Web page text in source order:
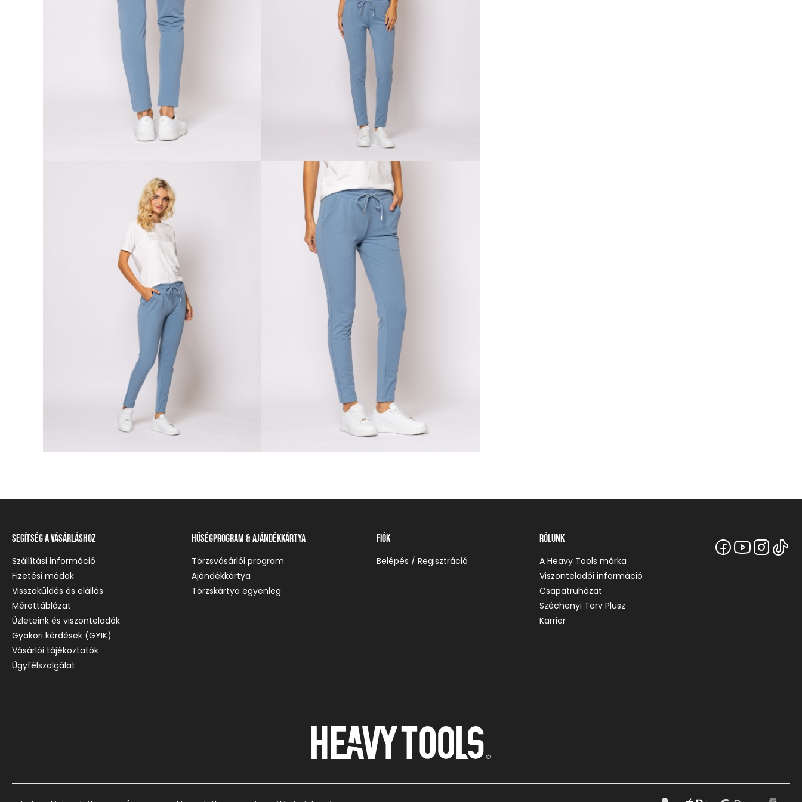
Segítség a vásárláshoz
Szállítási információ
Fizetési módok
Visszaküldés és elállás
Mérettáblázat
Üzleteink és viszonteladók
Gyakori kérdések (GYIK)
Vásárlói tájékoztatók
Ügyfélszolgálat
Hűségprogram & Ajándékkártya
Törzsvásárlói program
Ajándékkártya
Törzskártya egyenleg
Fiók
Belépés / Regisztráció
Rólunk
A Heavy Tools márka
Viszonteladói információ
Csapatruházat
Széchenyi Terv Plusz
Karrier